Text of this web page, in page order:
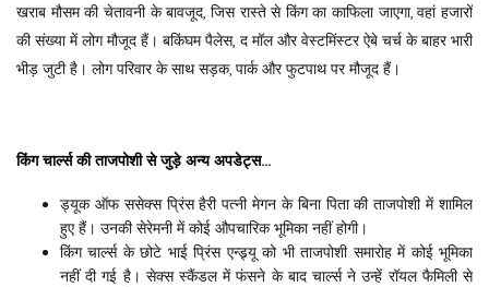
खराब मौसम की चेतावनी के बावजूद, जिस रास्ते से किंग का काफिला जाएगा, वहां हजारों
की संख्या में लोग मौजूद हैं। बकिंघम पैलेस, द मॉल और वेस्टमिंस्टर ऐबे चर्च के बाहर भारी
भीड़ जुटी है। लोग परिवार के साथ सड़क, पार्क और फुटपाथ पर मौजूद हैं।
किंग चार्ल्स की ताजपोशी से जुड़े अन्य अपडेट्स...
ड्यूक ऑफ ससेक्स प्रिंस हैरी पत्नी मेगन के बिना पिता की ताजपोशी में शामिल
हुए हैं। उनकी सेरेमनी में कोई औपचारिक भूमिका नहीं होगी।
किंग चार्ल्स के छोटे भाई प्रिंस एन्ड्र्यू को भी ताजपोशी समारोह में कोई भूमिका
नहीं दी गई है। सेक्स स्कैंडल में फंसने के बाद चार्ल्स ने उन्हें रॉयल फैमिली से